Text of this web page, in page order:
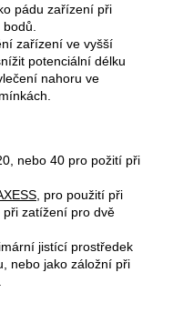
pádu zařízení při
zařízení ve vyšší
potenciální délku
nahoru ve
nebo 40 pro požití při
, pro použití při
zatížení pro dvě
jistící prostředek
nebo jako záložní při